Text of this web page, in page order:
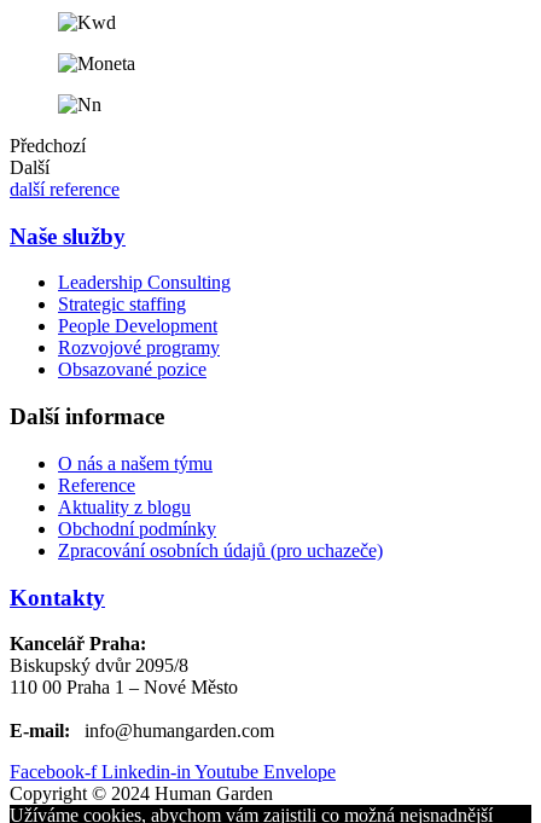
Předchozí
Další
další reference
Naše služby
Leadership Consulting
Strategic staffing
People Development
Rozvojové programy
Obsazované pozice
Další informace
O nás a našem týmu
Reference
Aktuality z blogu
Obchodní podmínky
Zpracování osobních údajů (pro uchazeče)
Kontakty
Kancelář Praha:
Biskupský dvůr 2095/8
110 00 Praha 1 – Nové Město
E-mail: info@humangarden.com
Facebook-f Linkedin-in Youtube Envelope
Copyright © 2024 Human Garden
Užíváme cookies, abychom vám zajistili co možná nejsnadnější